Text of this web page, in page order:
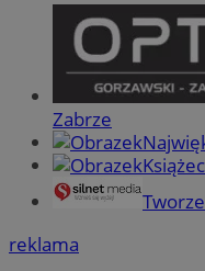
Zabrze
reklama